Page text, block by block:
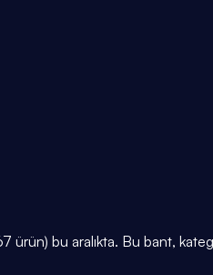
bu aralıkta. Bu bant,